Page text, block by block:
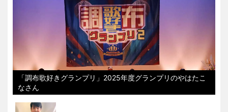
「調布歌好きグランプリ」2025年度グランプリのやはたこ
なさん